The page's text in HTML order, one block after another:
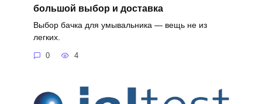
большой выбор и доставка
Выбор бачка для умывальника — вещь не из
легких.
0 4